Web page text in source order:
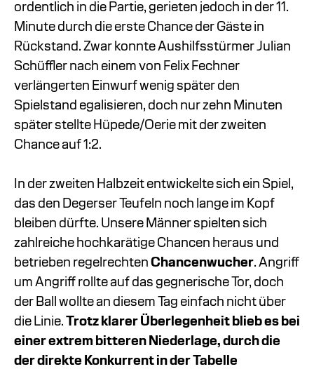
ordentlich in die Partie, gerieten jedoch in der 11.
Minute durch die erste Chance der Gäste in
Rückstand. Zwar konnte Aushilfsstürmer Julian
Schüffler nach einem von Felix Fechner
verlängerten Einwurf wenig später den
Spielstand egalisieren, doch nur zehn Minuten
später stellte Hüpede/Oerie mit der zweiten
Chance auf 1:2.
In der zweiten Halbzeit entwickelte sich ein Spiel,
das den Degerser Teufeln noch lange im Kopf
bleiben dürfte. Unsere Männer spielten sich
zahlreiche hochkarätige Chancen heraus und
betrieben regelrechten Chancenwucher. Angriff
um Angriff rollte auf das gegnerische Tor, doch
der Ball wollte an diesem Tag einfach nicht über
die Linie. Trotz klarer Überlegenheit blieb es bei
einer extrem bitteren Niederlage, durch die
der direkte Konkurrent in der Tabelle